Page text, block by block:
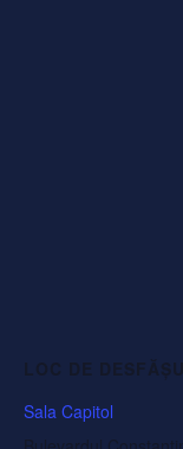
LOC DE
Sala Capitol